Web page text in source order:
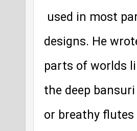
used in most
designs. He
parts of worlds
the deep
or breathy